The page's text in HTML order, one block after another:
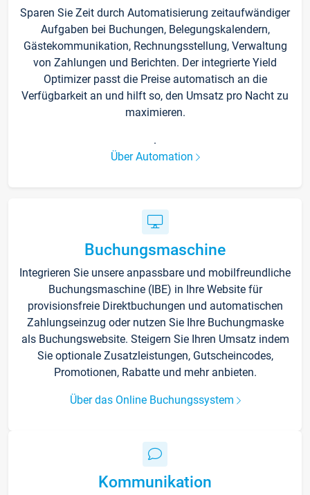
Sparen Sie Zeit durch Automatisierung zeitaufwändiger
Aufgaben bei Buchungen, Belegungskalendern,
Gästekommunikation, Rechnungsstellung, Verwaltung
von Zahlungen und Berichten. Der integrierte Yield
Optimizer passt die Preise automatisch an die
Verfügbarkeit an und hilft so, den Umsatz pro Nacht zu
maximieren.
.
Über Automation
Buchungsmaschine
Integrieren Sie unsere anpassbare und mobilfreundliche
Buchungsmaschine (IBE) in Ihre Website für
provisionsfreie Direktbuchungen und automatischen
Zahlungseinzug oder nutzen Sie Ihre Buchungmaske
als Buchungswebsite. Steigern Sie Ihren Umsatz indem
Sie optionale Zusatzleistungen, Gutscheincodes,
Promotionen, Rabatte und mehr anbieten.
Über das Online Buchungssystem
Kommunikation